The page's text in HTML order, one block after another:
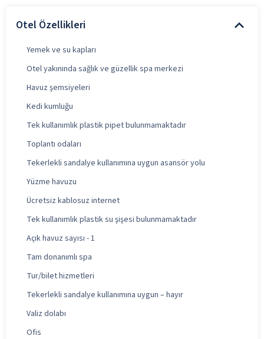
Otel Özellikleri
Yemek ve su kapları
Otel yakınında sağlık ve güzellik spa merkezi
Havuz şemsiyeleri
Kedi kumluğu
Tek kullanımlık plastik pipet bulunmamaktadır
Toplantı odaları
Tekerlekli sandalye kullanımına uygun asansör yolu
Yüzme havuzu
Ücretsiz kablosuz internet
Tek kullanımlık plastik su şişesi bulunmamaktadır
Açık havuz sayısı - 1
Tam donanımlı spa
Tur/bilet hizmetleri
Tekerlekli sandalye kullanımına uygun – hayır
Valiz dolabı
Ofis